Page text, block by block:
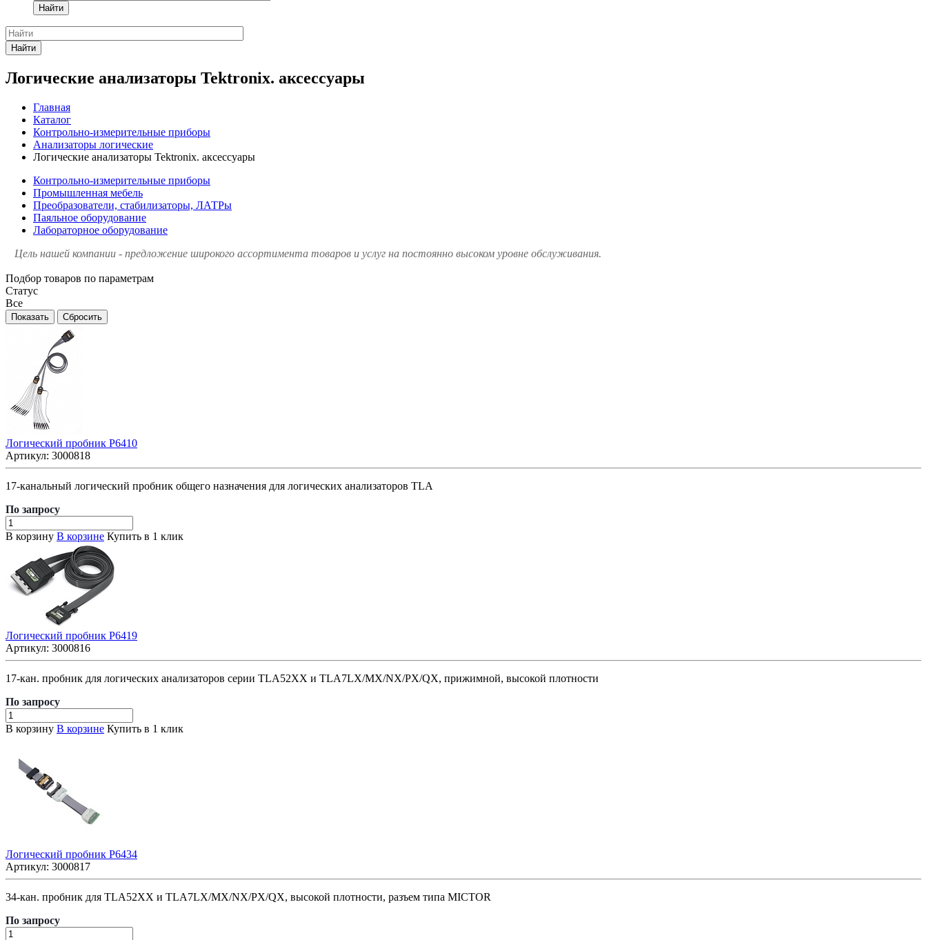
Найти
Найти
Логические анализаторы Tektronix. аксессуары
Главная
Каталог
Контрольно-измерительные приборы
Анализаторы логические
Логические анализаторы Tektronix. аксессуары
Контрольно-измерительные приборы
Промышленная мебель
Преобразователи, стабилизаторы, ЛАТРы
Паяльное оборудование
Лабораторное оборудование
Цель нашей компании - предложение широкого ассортимента товаров и услуг на постоянно высоком уровне обслуживания.
Подбор товаров по параметрам
Статус
Все
Логический пробник P6410
Артикул: 3000818
17-канальный логический пробник общего назначения для логических анализаторов TLA
По запросу
В корзину В корзине Купить в 1 клик
Логический пробник P6419
Артикул: 3000816
17-кан. пробник для логических анализаторов серии TLA52XX и TLA7LX/MX/NX/PX/QX, прижимной, высокой плотности
По запросу
В корзину В корзине Купить в 1 клик
Логический пробник P6434
Артикул: 3000817
34-кан. пробник для TLA52XX и TLA7LX/MX/NX/PX/QX, высокой плотности, разъем типа MICTOR
По запросу